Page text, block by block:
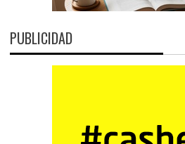
PUBLICIDAD